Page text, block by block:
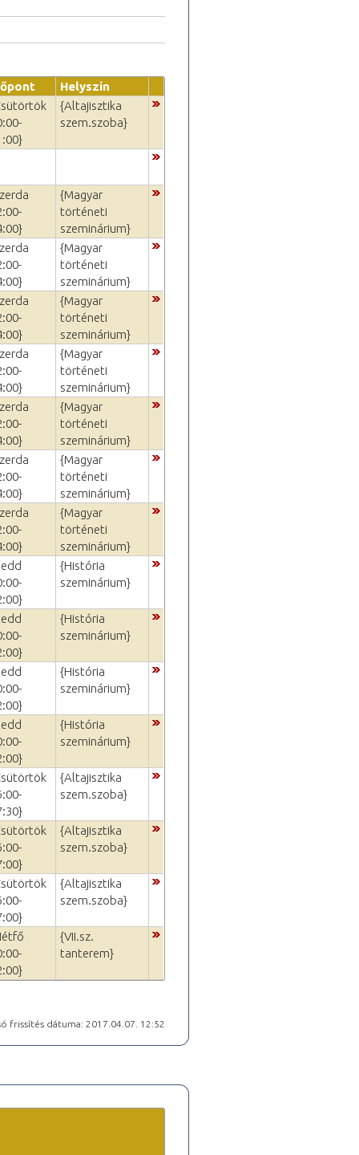
Helyszín
{Altajisztika
szem.szoba}
{Magyar
történeti
szeminárium}
{Magyar
történeti
szeminárium}
{Magyar
történeti
szeminárium}
{Magyar
történeti
szeminárium}
{Magyar
történeti
szeminárium}
{Magyar
történeti
szeminárium}
{Magyar
történeti
szeminárium}
{História
szeminárium}
{História
szeminárium}
{História
szeminárium}
{História
szeminárium}
{Altajisztika
szem.szoba}
{Altajisztika
szem.szoba}
{Altajisztika
szem.szoba}
{VII.sz.
tanterem}
frissítés dátuma: 2017.04.07. 12:52